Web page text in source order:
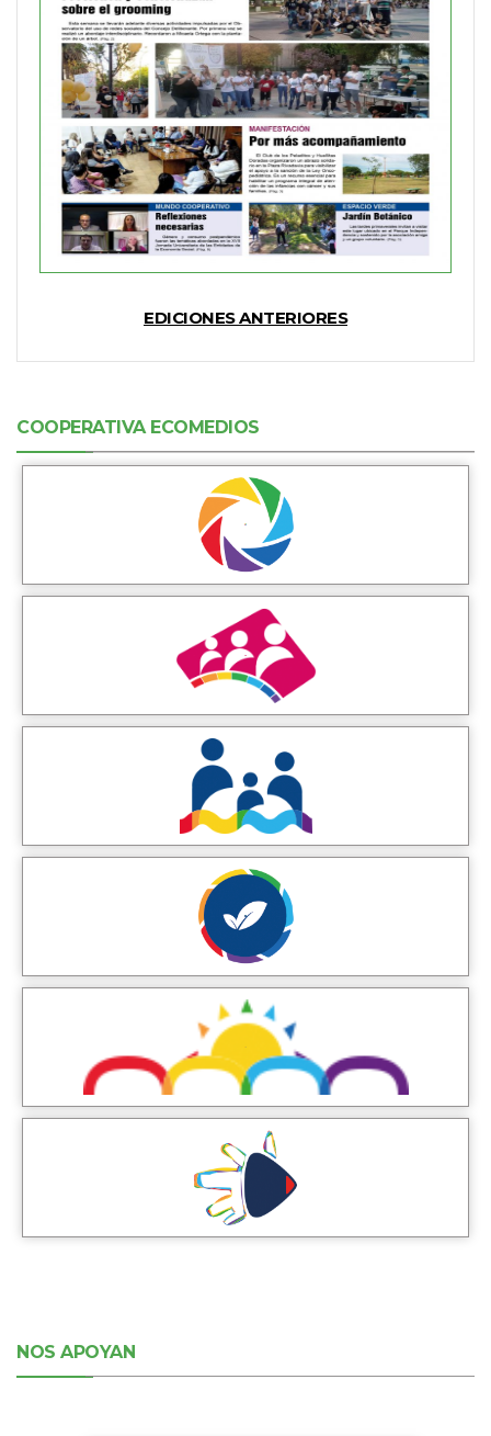
EDICIONES ANTERIORES
COOPERATIVA ECOMEDIOS
NOS APOYAN